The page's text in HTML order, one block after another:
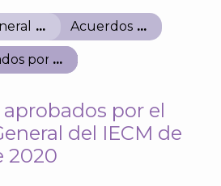
Acuerdos
por el Consejo General del
por el
del IECM de
2020